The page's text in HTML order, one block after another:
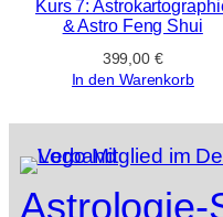
Kurs 7:
& Astro Feng Shui
399,00 €
In den Warenkorb
Astrologie-